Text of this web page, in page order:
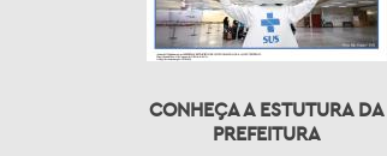
CONHEÇA A ESTUTURA DA
PREFEITURA